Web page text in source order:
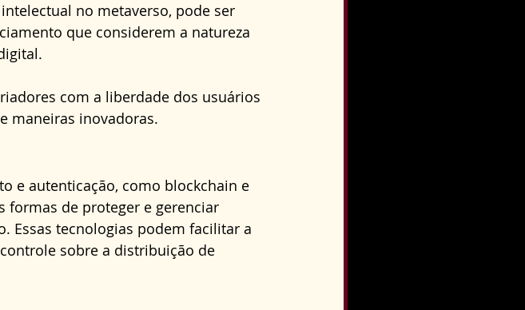
no metaverso, pode ser
que considerem a natureza
com a liberdade dos usuários
maneiras inovadoras.
e autenticação, como blockchain e
formas de proteger e gerenciar
Essas tecnologias podem facilitar a
sobre a distribuição de